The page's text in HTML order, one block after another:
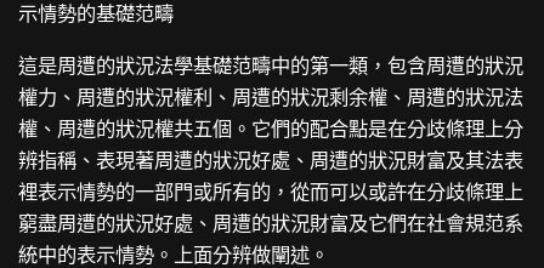
示情勢的基礎范疇
這是周遭的狀況法學基礎范疇中的第一類，包含周遭的狀況
權力、周遭的狀況權利、周遭的狀況剩余權、周遭的狀況法
權、周遭的狀況權共五個。它們的配合點是在分歧條理上分
辨指稱、表現著周遭的狀況好處、周遭的狀況財富及其法表
裡表示情勢的一部門或所有的，從而可以或許在分歧條理上
窮盡周遭的狀況好處、周遭的狀況財富及它們在社會規范系
統中的表示情勢。上面分辨做闡述。